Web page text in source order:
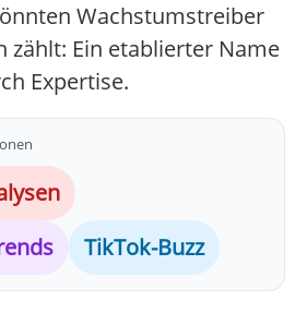
Wachstumstreiber
zählt: Ein etablierter Name
Expertise.
TikTok-Buzz